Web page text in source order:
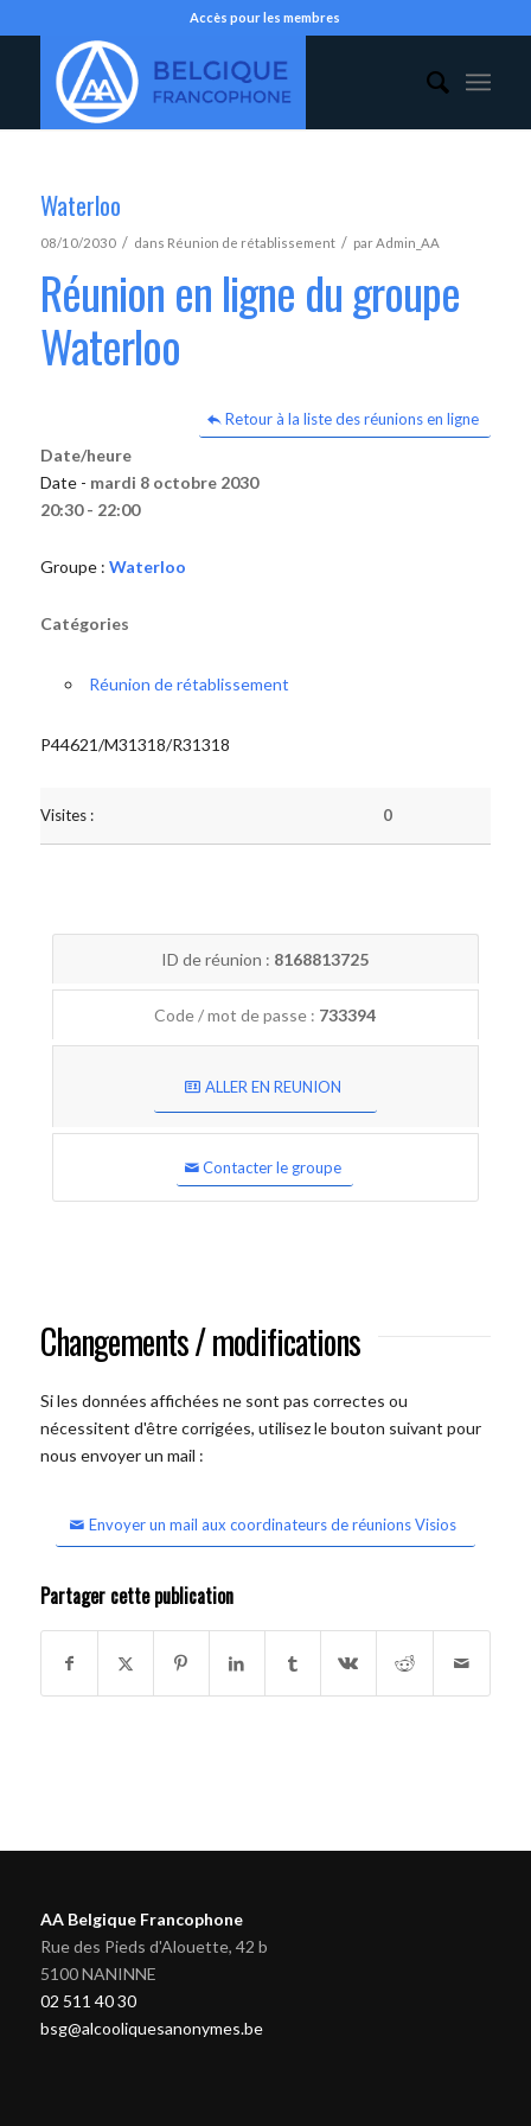
Accès pour les membres
Waterloo
08/10/2030 / dans Réunion de rétablissement / parAdmin_AA
Réunion en ligne du groupe
Waterloo
Retour à la liste des réunions en ligne
Date/heure
Date - mardi 8 octobre 2030
20:30 - 22:00
Groupe : Waterloo
Catégories
Réunion de rétablissement
P44621/M31318/R31318
Visites : 0
ID de réunion : 8168813725
Code / mot de passe : 733394
ALLER EN REUNION
Contacter le groupe
Changements / modifications
Si les données affichées ne sont pas correctes ou
nécessitent d'être corrigées, utilisez le bouton suivant pour
nous envoyer un mail :
Envoyer un mail aux coordinateurs de réunions Visios
Partager cette publication
AA Belgique Francophone
Rue des Pieds d'Alouette, 42 b
5100 NANINNE
02 511 40 30
bsg@alcooliquesanonymes.be